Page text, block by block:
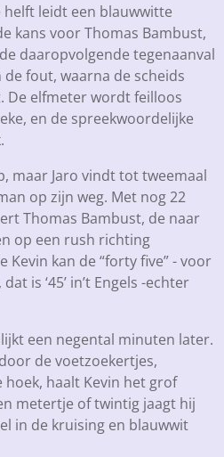
leidt een blauwwitte
kans voor Thomas Bambust,
daaropvolgende tegenaanval
fout, waarna de scheids
De elfmeter wordt feilloos
en de spreekwoordelijke
maar Jaro vindt tot tweemaal
op zijn weg. Met nog 22
Thomas Bambust, de naar
op een rush richting
Kevin kan de “forty five” - voor
is ‘45’ in’t Engels -echter
een negental minuten later.
de voetzoekertjes,
haalt Kevin het grof
metertje of twintig jaagt hij
in de kruising en blauwwit